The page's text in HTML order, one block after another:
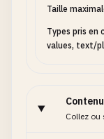
Taille
Types pris
values, text/
Contenu
Collez